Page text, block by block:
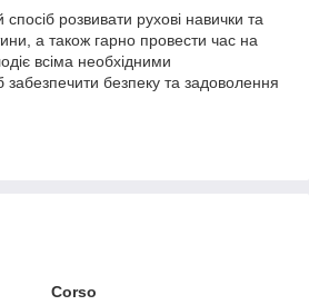
розвивати рухові навички та
а також гарно провести час на
всіма необхідними
безпеку та задоволення
Corso